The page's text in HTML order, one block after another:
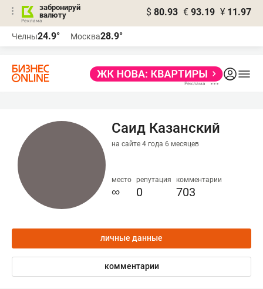
забронируй
валюту
$ 80.93 € 93.19 ¥ 11.97
Челны24.9° Москва28.9°
Саид Казанский
на сайте 4 года 6 месяцев
место
∞
репутация
0
комментарии
703
личные данные
комментарии